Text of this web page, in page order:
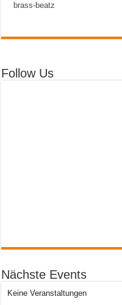
brass-beatz
Follow Us
Nächste Events
Keine Veranstaltungen